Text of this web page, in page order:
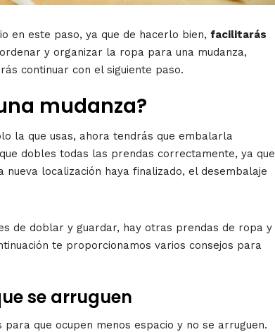
en este paso, ya que de hacerlo bien, facilitarás
y organizar la ropa para una mudanza,
continuar con el siguiente paso.
mudanza?
la que usas, ahora tendrás que embalarla
dobles todas las prendas correctamente, ya que
localización haya finalizado, el desembalaje
de doblar y guardar, hay otras prendas de ropa y
te proporcionamos varios consejos para
se arruguen
que ocupen menos espacio y no se arruguen.